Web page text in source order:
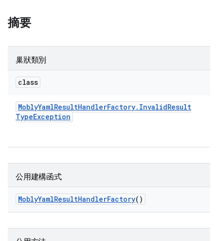
摘要
巢狀類別
class
MoblyYamlResultHandlerFactory. InvalidResult
TypeException
公用建構函式
MoblyYamlResultHandlerFactory()